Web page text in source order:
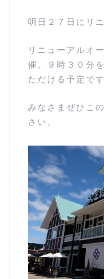
明日２７日にリ
リニューアルオ
催。９時３０分
ただける予定です
みなさまぜひこ
さい。